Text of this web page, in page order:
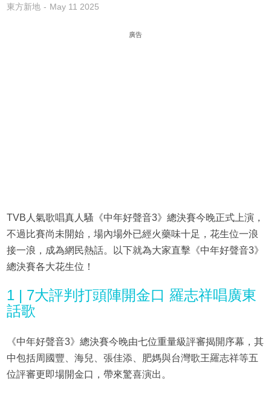
東方新地 May 11 2025
廣告
TVB人氣歌唱真人騷《中年好聲音3》總決賽今晚正式上演，
不過比賽尚未開始，場內場外已經火藥味十足，花生位一浪
接一浪，成為網民熱話。以下就為大家直擊《中年好聲音3》
總決賽各大花生位！
1 | 7大評判打頭陣開金口 羅志祥唱廣東
話歌
《中年好聲音3》總決賽今晚由七位重量級評審揭開序幕，其
中包括周國豐、海兒、張佳添、肥媽與台灣歌王羅志祥等五
位評審更即場開金口，帶來驚喜演出。